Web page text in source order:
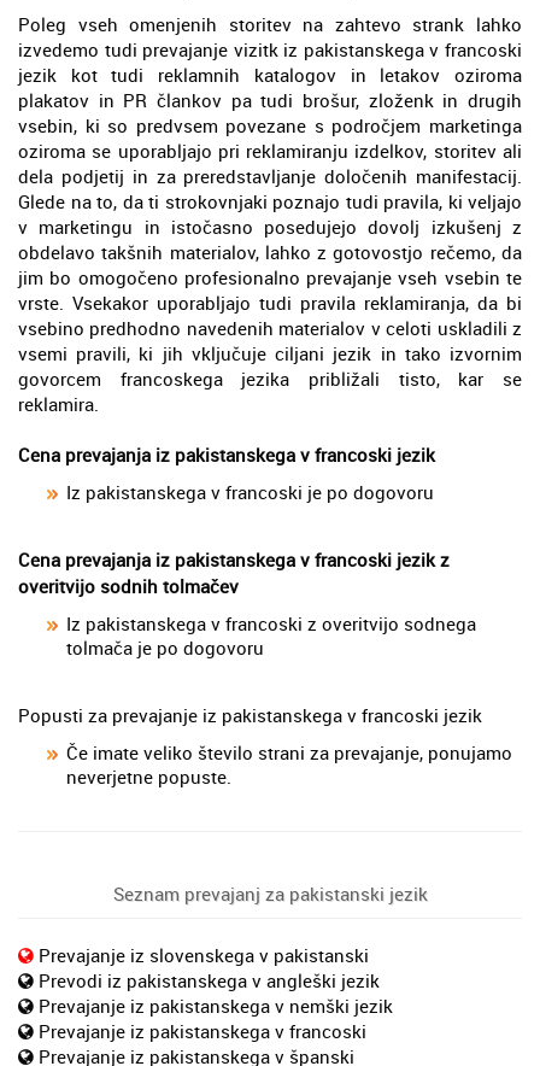
Poleg vseh omenjenih storitev na zahtevo strank lahko
izvedemo tudi prevajanje vizitk iz pakistanskega v francoski
jezik kot tudi reklamnih katalogov in letakov oziroma
plakatov in PR člankov pa tudi brošur, zloženk in drugih
vsebin, ki so predvsem povezane s področjem marketinga
oziroma se uporabljajo pri reklamiranju izdelkov, storitev ali
dela podjetij in za preredstavljanje določenih manifestacij.
Glede na to, da ti strokovnjaki poznajo tudi pravila, ki veljajo
v marketingu in istočasno posedujejo dovolj izkušenj z
obdelavo takšnih materialov, lahko z gotovostjo rečemo, da
jim bo omogočeno profesionalno prevajanje vseh vsebin te
vrste. Vsekakor uporabljajo tudi pravila reklamiranja, da bi
vsebino predhodno navedenih materialov v celoti uskladili z
vsemi pravili, ki jih vključuje ciljani jezik in tako izvornim
govorcem francoskega jezika približali tisto, kar se
reklamira.
Cena prevajanja iz pakistanskega v francoski jezik
Iz pakistanskega v francoski je po dogovoru
Cena prevajanja iz pakistanskega v francoski jezik z
overitvijo sodnih tolmačev
Iz pakistanskega v francoski z overitvijo sodnega
tolmača je po dogovoru
Popusti za prevajanje iz pakistanskega v francoski jezik
Če imate veliko število strani za prevajanje, ponujamo
neverjetne popuste.
Seznam prevajanj za pakistanski jezik
Prevajanje iz slovenskega v pakistanski
Prevodi iz pakistanskega v angleški jezik
Prevajanje iz pakistanskega v nemški jezik
Prevajanje iz pakistanskega v francoski
Prevajanje iz pakistanskega v španski